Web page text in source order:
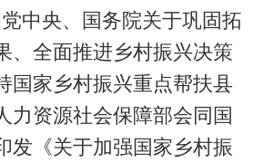
中央、国务院关于巩固拓
、全面推进乡村振兴决策
国家乡村振兴重点帮扶县
力资源社会保障部会同国
发《关于加强国家乡村振